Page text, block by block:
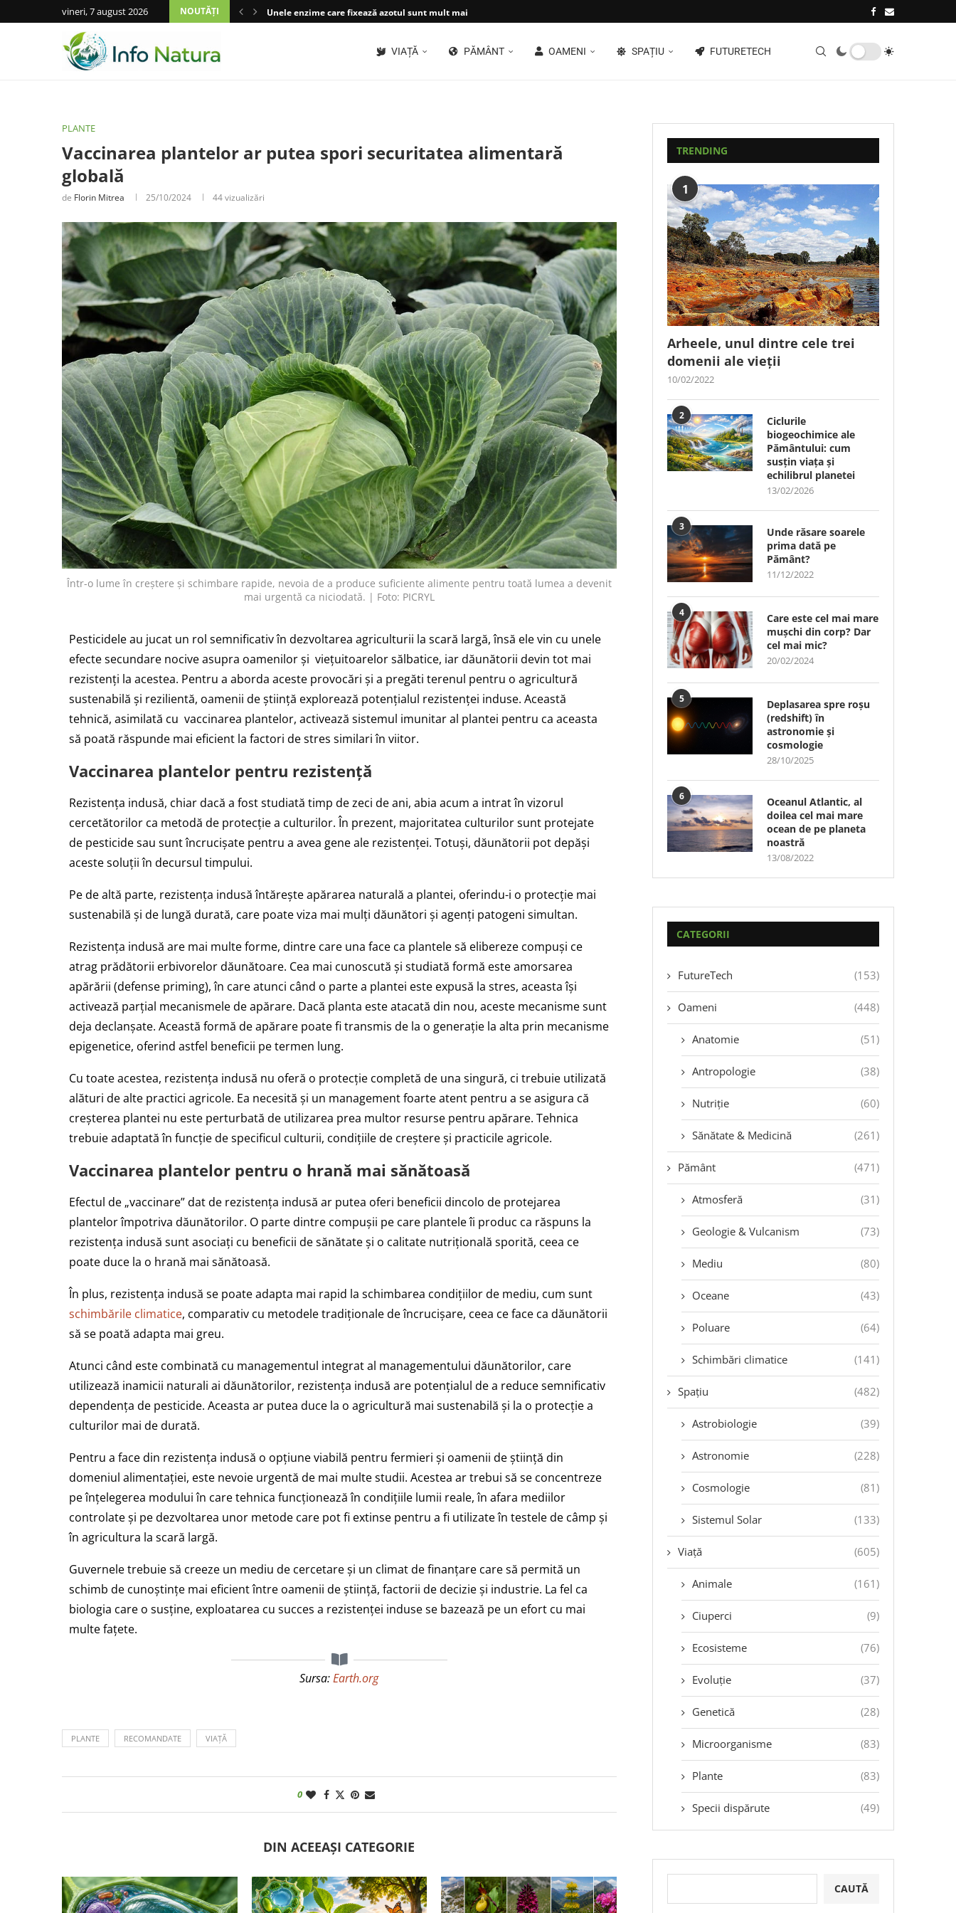
vineri, 7 august 2026 NOUTĂȚI Unele enzime care fixează azotul sunt mult mai...
VIAȚĂ PĂMÂNT OAMENI SPAȚIU FUTURETECH
PLANTE
Vaccinarea plantelor ar putea spori securitatea alimentară
globală
de Florin Mitrea 25/10/2024 44vizualizări
Într-o lume în creștere și schimbare rapide, nevoia de a produce suficiente alimente pentru toată lumea a devenit
mai urgentă ca niciodată. | Foto: PICRYL
Pesticidele au jucat un rol semnificativ în dezvoltarea agriculturii la scară largă, însă ele vin cu unele
efecte secundare nocive asupra oamenilor și viețuitoarelor sălbatice, iar dăunătorii devin tot mai
rezistenți la acestea. Pentru a aborda aceste provocări și a pregăti terenul pentru o agricultură
sustenabilă și rezilientă, oamenii de știință explorează potențialul rezistenței induse. Această
tehnică, asimilată cu vaccinarea plantelor, activează sistemul imunitar al plantei pentru ca aceasta
să poată răspunde mai eficient la factori de stres similari în viitor.
Vaccinarea plantelor pentru rezistență
Rezistența indusă, chiar dacă a fost studiată timp de zeci de ani, abia acum a intrat în vizorul
cercetătorilor ca metodă de protecție a culturilor. În prezent, majoritatea culturilor sunt protejate
de pesticide sau sunt încrucișate pentru a avea gene ale rezistenței. Totuși, dăunătorii pot depăși
aceste soluții în decursul timpului.
Pe de altă parte, rezistența indusă întărește apărarea naturală a plantei, oferindu-i o protecție mai
sustenabilă și de lungă durată, care poate viza mai mulți dăunători și agenți patogeni simultan.
Rezistența indusă are mai multe forme, dintre care una face ca plantele să elibereze compuși ce
atrag prădătorii erbivorelor dăunătoare. Cea mai cunoscută și studiată formă este amorsarea
apărării (defense priming), în care atunci când o parte a plantei este expusă la stres, aceasta își
activează parțial mecanismele de apărare. Dacă planta este atacată din nou, aceste mecanisme sunt
deja declanșate. Această formă de apărare poate fi transmis de la o generație la alta prin mecanisme
epigenetice, oferind astfel beneficii pe termen lung.
Cu toate acestea, rezistența indusă nu oferă o protecție completă de una singură, ci trebuie utilizată
alături de alte practici agricole. Ea necesită și un management foarte atent pentru a se asigura că
creșterea plantei nu este perturbată de utilizarea prea multor resurse pentru apărare. Tehnica
trebuie adaptată în funcție de specificul culturii, condițiile de creștere și practicile agricole.
Vaccinarea plantelor pentru o hrană mai sănătoasă
Efectul de „vaccinare” dat de rezistența indusă ar putea oferi beneficii dincolo de protejarea
plantelor împotriva dăunătorilor. O parte dintre compușii pe care plantele îi produc ca răspuns la
rezistența indusă sunt asociați cu beneficii de sănătate și o calitate nutrițională sporită, ceea ce
poate duce la o hrană mai sănătoasă.
În plus, rezistența indusă se poate adapta mai rapid la schimbarea condițiilor de mediu, cum sunt
schimbările climatice, comparativ cu metodele tradiționale de încrucișare, ceea ce face ca dăunătorii
să se poată adapta mai greu.
Atunci când este combinată cu managementul integrat al managementului dăunătorilor, care
utilizează inamicii naturali ai dăunătorilor, rezistența indusă are potențialul de a reduce semnificativ
dependența de pesticide. Aceasta ar putea duce la o agricultură mai sustenabilă și la o protecție a
culturilor mai de durată.
Pentru a face din rezistența indusă o opțiune viabilă pentru fermieri și oamenii de știință din
domeniul alimentației, este nevoie urgentă de mai multe studii. Acestea ar trebui să se concentreze
pe înțelegerea modului în care tehnica funcționează în condițiile lumii reale, în afara mediilor
controlate și pe dezvoltarea unor metode care pot fi extinse pentru a fi utilizate în testele de câmp și
în agricultura la scară largă.
Guvernele trebuie să creeze un mediu de cercetare și un climat de finanțare care să permită un
schimb de cunoștințe mai eficient între oamenii de știință, factorii de decizie și industrie. La fel ca
biologia care o susține, exploatarea cu succes a rezistenței induse se bazează pe un efort cu mai
multe fațete.
Sursa:Earth.org
PLANTE RECOMANDATE VIAȚĂ
0
DIN ACEEAȘI CATEGORIE
TRENDING
1
Arheele, unul dintre cele trei
domenii ale vieții
10/02/2022
2
Ciclurile
biogeochimice ale
Pământului: cum
susțin viața și
echilibrul planetei
13/02/2026
3
Unde răsare soarele
prima dată pe
Pământ?
11/12/2022
4
Care este cel mai mare
mușchi din corp? Dar
cel mai mic?
20/02/2024
5
Deplasarea spre roșu
(redshift) în
astronomie și
cosmologie
28/10/2025
6
Oceanul Atlantic, al
doilea cel mai mare
ocean de pe planeta
noastră
13/08/2022
CATEGORII
FutureTech (153)
Oameni (448)
Anatomie (51)
Antropologie (38)
Nutriție (60)
Sănătate & Medicină (261)
Pământ (471)
Atmosferă (31)
Geologie & Vulcanism (73)
Mediu (80)
Oceane (43)
Poluare (64)
Schimbări climatice (141)
Spațiu (482)
Astrobiologie (39)
Astronomie (228)
Cosmologie (81)
Sistemul Solar (133)
Viață (605)
Animale (161)
Ciuperci (9)
Ecosisteme (76)
Evoluție (37)
Genetică (28)
Microorganisme (83)
Plante (83)
Specii dispărute (49)
CAUTĂ